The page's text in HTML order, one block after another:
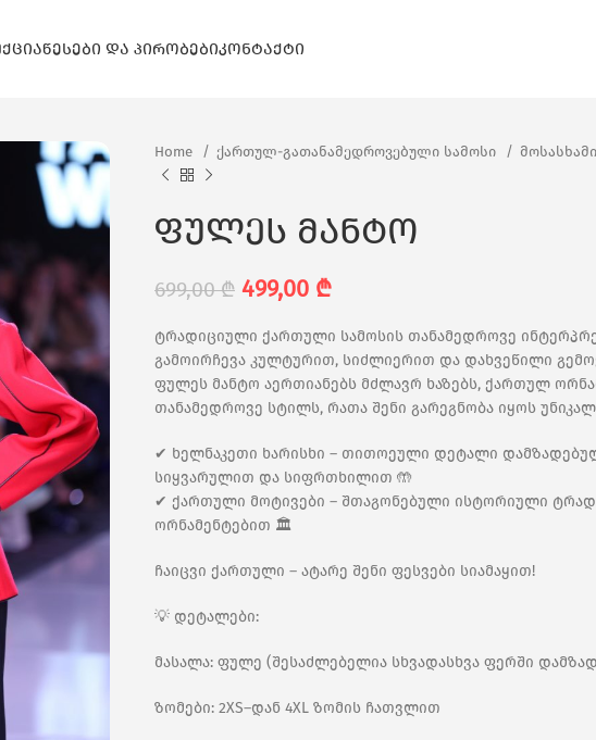
ᲬᲔᲡᲔᲑᲘ ᲓᲐ ᲞᲘᲠᲝᲑᲔᲑᲘᲙᲝᲜᲢᲐᲥᲢᲘ
Home ქართულ-გათანამედროვებული სამოსი მოსასხამი
ფულეს მანტო
699,00₾ 499,00 ₾
ტრადიციული ქართული სამოსის თანამედროვე
გამოირჩევა კულტურით, სიძლიერით და დახვეწილი
ფულეს მანტო აერთიანებს მძლავრ ხაზებს, ქართულ
თანამედროვე სტილს, რათა შენი გარეგნობა იყოს
✔ ხელნაკეთი ხარისხი – თითოეული დეტალი
სიყვარულით და სიფრთხილით 🤲
✔ ქართული მოტივები – შთაგონებული ისტორიული
ორნამენტებით 🏛️
ჩაიცვი ქართული – ატარე შენი ფესვები სიამაყით!
💡 დეტალები:
მასალა: ფულე (შესაძლებელია სხვადასხვა ფერში
ზომები: 2XS–დან 4XL ზომის ჩათვლით